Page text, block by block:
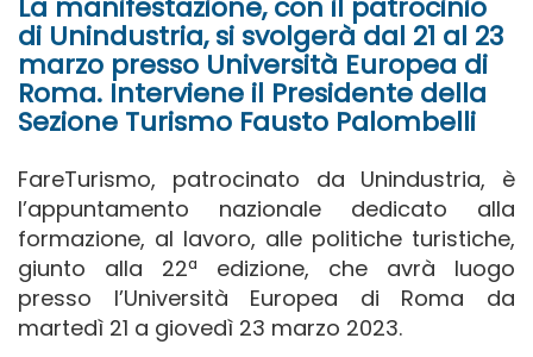
La manifestazione, con il patrocinio
di Unindustria, si svolgerà dal 21 al 23
marzo presso Università Europea di
Roma. Interviene il Presidente della
Sezione Turismo Fausto Palombelli
FareTurismo, patrocinato da Unindustria, è
l’appuntamento nazionale dedicato alla
formazione, al lavoro, alle politiche turistiche,
giunto alla 22ª edizione, che avrà luogo
presso l’Università Europea di Roma da
martedì 21 a giovedì 23 marzo 2023.